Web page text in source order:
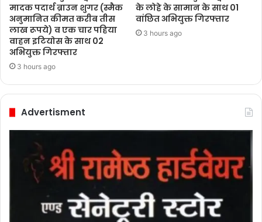
मादक पदार्थ ब्राउन शुगर (स्मैक
अनुमानित कीमत करीब तीस
लाख रूपये) व एक चार पहिया
वाहन इटियोस के साथ 02
अभियुक्त गिरफ्तार
3 hours ago
के लोहे के सामान के साथ 01
वांछित अभियुक्त गिरफ्तार
3 hours ago
Advertisment